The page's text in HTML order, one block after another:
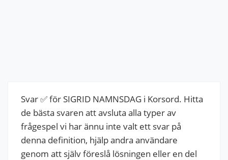
Svar ✅ för SIGRID NAMNSDAG i Korsord. Hitta
de bästa svaren att avsluta alla typer av
frågespel vi har ännu inte valt ett svar på
denna definition, hjälp andra användare
genom att själv föreslå lösningen eller en del